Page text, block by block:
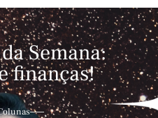
Semana:
finanças!